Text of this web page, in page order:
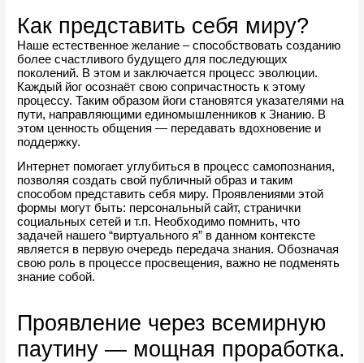
Как представить себя миру?
Наше естественное желание – способствовать созданию
более счастливого будущего для последующих
поколений. В этом и заключается процесс эволюции.
Каждый йог осознаёт свою сопричастность к этому
процессу. Таким образом йоги становятся указателями на
пути, направляющими единомышленников к Знанию. В
этом ценность общения — передавать вдохновение и
поддержку.
Интернет помогает углубиться в процесс самопознания,
позволяя создать свой публичный образ и таким
способом представить себя миру. Проявлениями этой
формы могут быть: персональный сайт, странички
социальных сетей и т.п. Необходимо помнить, что
задачей нашего “виртуального я” в данном контексте
является в первую очередь передача знания. Обозначая
свою роль в процессе просвещения, важно не подменять
знание собой.
Проявление через всемирную
паутину — мощная проработка.